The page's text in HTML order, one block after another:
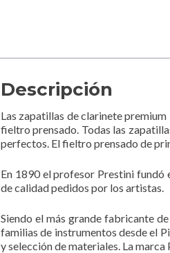
Descripción
Las zapatillas de clarinete
fieltro prensado. Todas las
perfectos. El fieltro prensado de
En 1890 el profesor Prestini fundó
de calidad pedidos por los artistas.
Siendo el más grande fabricante
familias de instrumentos desde el
y selección de materiales. La